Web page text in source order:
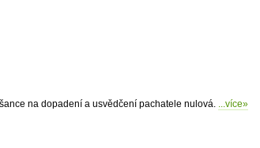
na dopadení a usvědčení pachatele nulová. ...více»